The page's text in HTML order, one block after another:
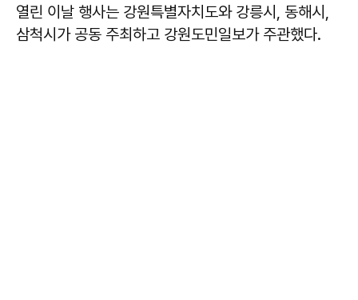
열린 이날 행사는 강원특별자치도와 강릉시, 동해시,
삼척시가 공동 주최하고 강원도민일보가 주관했다.